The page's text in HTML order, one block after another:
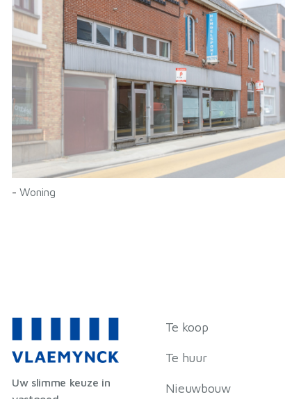
-Woning
Uw slimme keuze in
Te koop
Te huur
Nieuwbouw